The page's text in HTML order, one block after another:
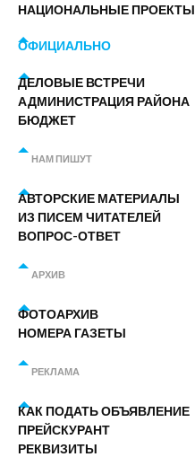
НАЦИОНАЛЬНЫЕ ПРОЕКТЫ
ОФИЦИАЛЬНО
ДЕЛОВЫЕ ВСТРЕЧИ
АДМИНИСТРАЦИЯ РАЙОНА
БЮДЖЕТ
НАМ ПИШУТ
АВТОРСКИЕ МАТЕРИАЛЫ
ИЗ ПИСЕМ ЧИТАТЕЛЕЙ
ВОПРОС-ОТВЕТ
АРХИВ
ФОТОАРХИВ
НОМЕРА ГАЗЕТЫ
РЕКЛАМА
КАК ПОДАТЬ ОБЪЯВЛЕНИЕ
ПРЕЙСКУРАНТ
РЕКВИЗИТЫ